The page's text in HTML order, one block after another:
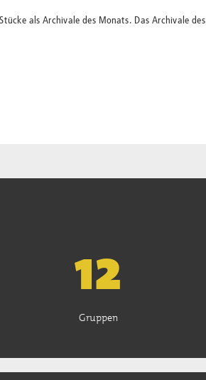
als Archivale des Monats. Das Archivale des
13
Gruppen